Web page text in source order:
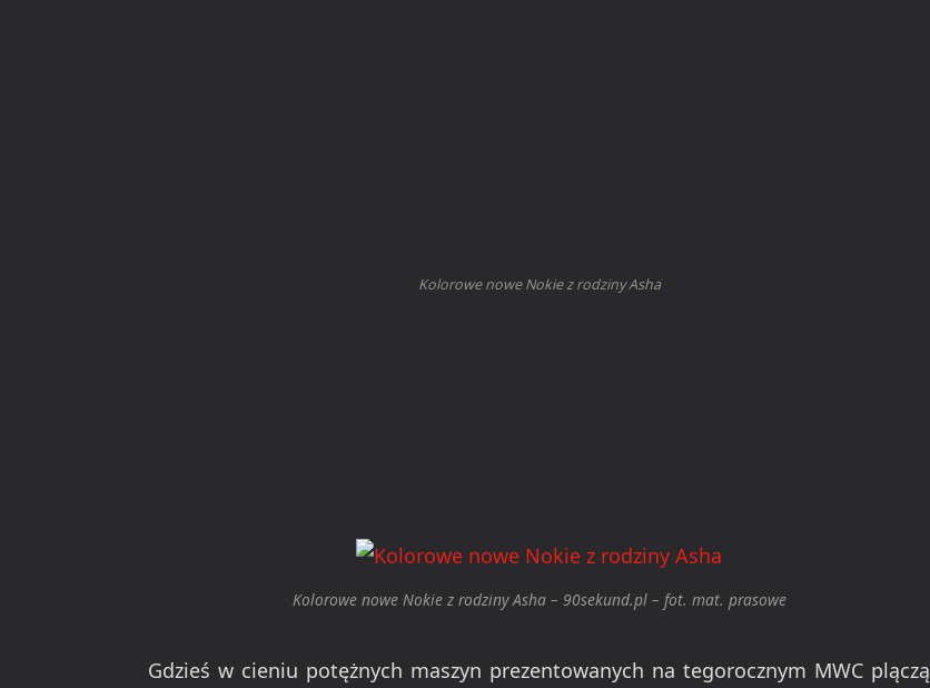
Kolorowe nowe Nokie z rodziny Asha
Kolorowe nowe Nokie z rodziny Asha – 90sekund.pl – fot. mat. prasowe
Gdzieś w cieniu potężnych maszyn prezentowanych na tegorocznym MWC plączą